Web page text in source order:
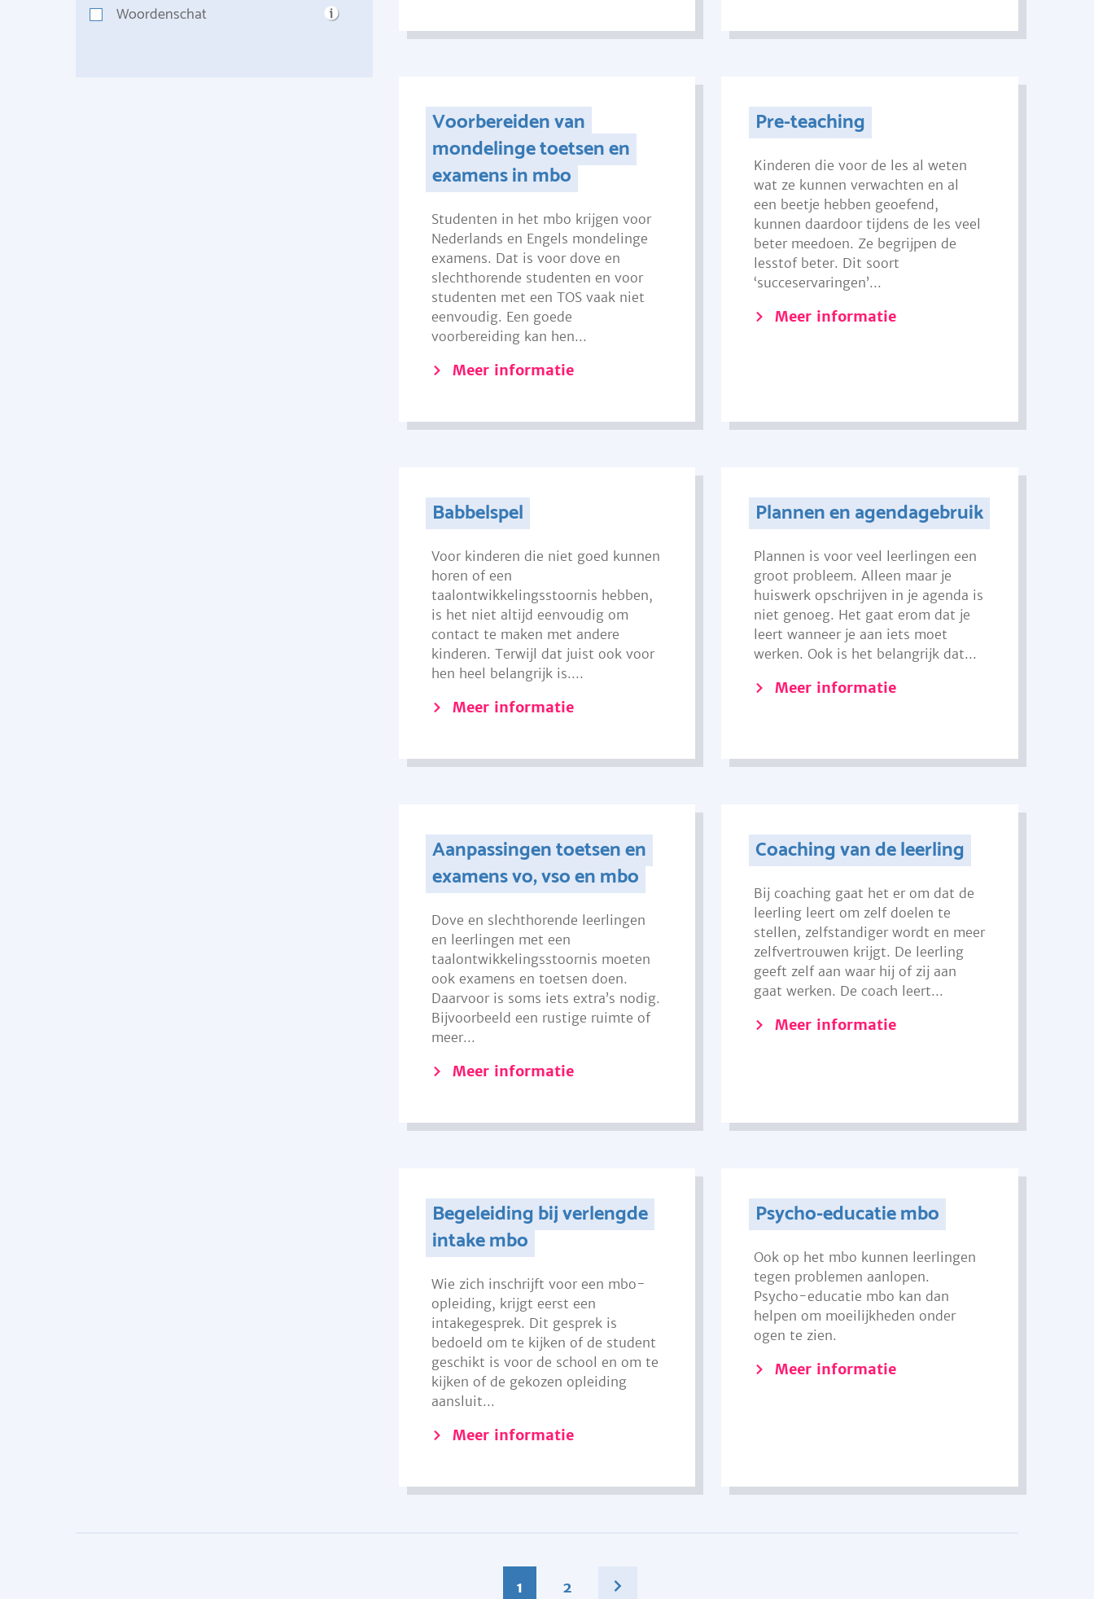
Woordenschat
Voorbereiden van
mondelinge toetsen en
examens in mbo
Studenten in het mbo krijgen voor
Nederlands en Engels mondelinge
examens. Dat is voor dove en
slechthorende studenten en voor
studenten met een TOS vaak niet
eenvoudig. Een goede
voorbereiding kan hen...
Meer informatie
Pre-teaching
Kinderen die voor de les al weten
wat ze kunnen verwachten en al
een beetje hebben geoefend,
kunnen daardoor tijdens de les veel
beter meedoen. Ze begrijpen de
lesstof beter. Dit soort
‘succeservaringen’...
Meer informatie
Babbelspel
Voor kinderen die niet goed kunnen
horen of een
taalontwikkelingsstoornis hebben,
is het niet altijd eenvoudig om
contact te maken met andere
kinderen. Terwijl dat juist ook voor
hen heel belangrijk is....
Meer informatie
Plannen en agendagebruik
Plannen is voor veel leerlingen een
groot probleem. Alleen maar je
huiswerk opschrijven in je agenda is
niet genoeg. Het gaat erom dat je
leert wanneer je aan iets moet
werken. Ook is het belangrijk dat...
Meer informatie
Aanpassingen toetsen en
examens vo, vso en mbo
Dove en slechthorende leerlingen
en leerlingen met een
taalontwikkelingsstoornis moeten
ook examens en toetsen doen.
Daarvoor is soms iets extra’s nodig.
Bijvoorbeeld een rustige ruimte of
meer...
Meer informatie
Coaching van de leerling
Bij coaching gaat het er om dat de
leerling leert om zelf doelen te
stellen, zelfstandiger wordt en meer
zelfvertrouwen krijgt. De leerling
geeft zelf aan waar hij of zij aan
gaat werken. De coach leert...
Meer informatie
Begeleiding bij verlengde
intake mbo
Wie zich inschrijft voor een mbo-
opleiding, krijgt eerst een
intakegesprek. Dit gesprek is
bedoeld om te kijken of de student
geschikt is voor de school en om te
kijken of de gekozen opleiding
aansluit...
Meer informatie
Psycho-educatie mbo
Ook op het mbo kunnen leerlingen
tegen problemen aanlopen.
Psycho-educatie mbo kan dan
helpen om moeilijkheden onder
ogen te zien.
Meer informatie
1 2